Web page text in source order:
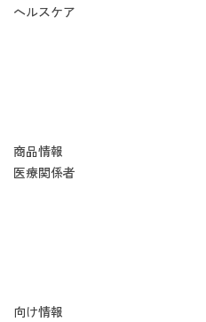
ヘルスケア
商品情報
医療関係者
向け情報